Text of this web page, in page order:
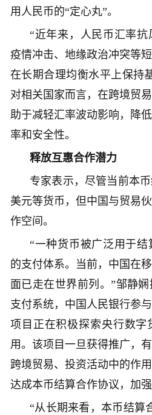
用人民币的“定心丸”。
“近年来，人民币汇率
疫情冲击、地缘政治冲突等
在长期合理均衡水平上保持
对相关国家而言，在跨境贸
助于减轻汇率波动影响，降
率和安全性。
释放互惠合作潜力
专家表示，尽管当前本
美元等货币，但中国与贸易
作空间。
“一种货币被广泛用于
的支付体系。当前，中国在
面已走在世界前列。”邹静
支付系统，中国人民银行参
项目正在积极探索央行数字
用。该项目一旦获得推广，
跨境贸易、投资活动中的作
达成本币结算合作协议，加
“从长期来看，本币结算